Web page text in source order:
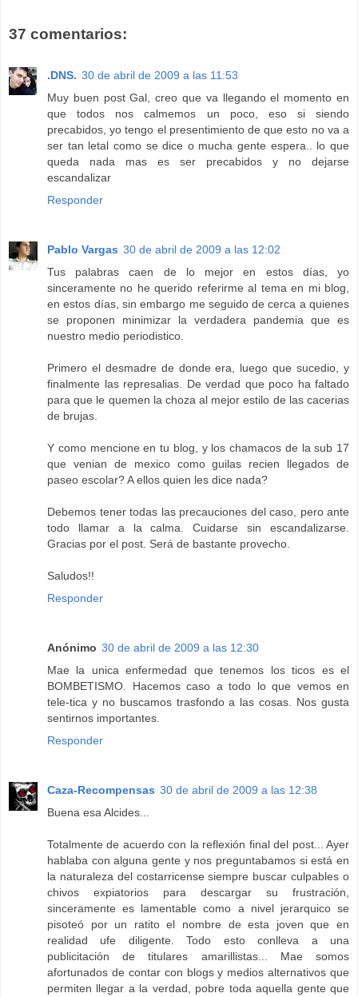
37 comentarios:
.DNS. 30 de abril de 2009 a las 11:53
Muy buen post Gal, creo que va llegando el momento en
que todos nos calmemos un poco, eso si siendo
precabidos, yo tengo el presentimiento de que esto no va a
ser tan letal como se dice o mucha gente espera.. lo que
queda nada mas es ser precabidos y no dejarse
escandalizar
Responder
Pablo Vargas 30 de abril de 2009 a las 12:02
Tus palabras caen de lo mejor en estos días, yo
sinceramente no he querido referirme al tema en mi blog,
en estos días, sin embargo me seguido de cerca a quienes
se proponen minimizar la verdadera pandemia que es
nuestro medio periodistico.
Primero el desmadre de donde era, luego que sucedio, y
finalmente las represalias. De verdad que poco ha faltado
para que le quemen la choza al mejor estilo de las cacerias
de brujas.
Y como mencione en tu blog, y los chamacos de la sub 17
que venian de mexico como guilas recien llegados de
paseo escolar? A ellos quien les dice nada?
Debemos tener todas las precauciones del caso, pero ante
todo llamar a la calma. Cuidarse sin escandalizarse.
Gracias por el post. Será de bastante provecho.
Saludos!!
Responder
Anónimo 30 de abril de 2009 a las 12:30
Mae la unica enfermedad que tenemos los ticos es el
BOMBETISMO. Hacemos caso a todo lo que vemos en
tele-tica y no buscamos trasfondo a las cosas. Nos gusta
sentirnos importantes.
Responder
Caza-Recompensas 30 de abril de 2009 a las 12:38
Buena esa Alcides...
Totalmente de acuerdo con la reflexión final del post... Ayer
hablaba con alguna gente y nos preguntabamos si está en
la naturaleza del costarricense siempre buscar culpables o
chivos expiatorios para descargar su frustración,
sinceramente es lamentable como a nivel jerarquico se
pisoteó por un ratito el nombre de esta joven que en
realidad ufe diligente. Todo esto conlleva a una
publicitación de titulares amarillistas... Mae somos
afortunados de contar con blogs y medios alternativos que
permiten llegar a la verdad, pobre toda aquella gente que